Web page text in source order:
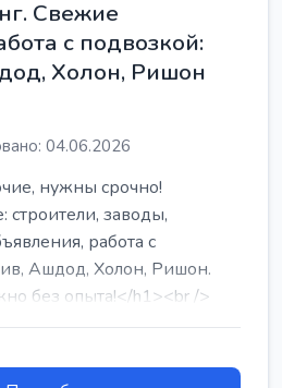
Свежие
с подвозкой:
Холон, Ришон
04.06.2026
нужны срочно!
строители, заводы,
работа с
Ашдод, Холон, Ришон.
без опыта!</h1><br />